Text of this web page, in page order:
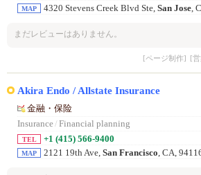
MAP 4320 Stevens Creek Blvd Ste, San Jose ,
まだレビューはありません。
[ページ制作] [
Akira Endo / Allstate Insurance
金融・保险
Insurance/ Financial planning
TEL +1 (415) 566-9400
MAP 2121 19th Ave, San Francisco , CA,